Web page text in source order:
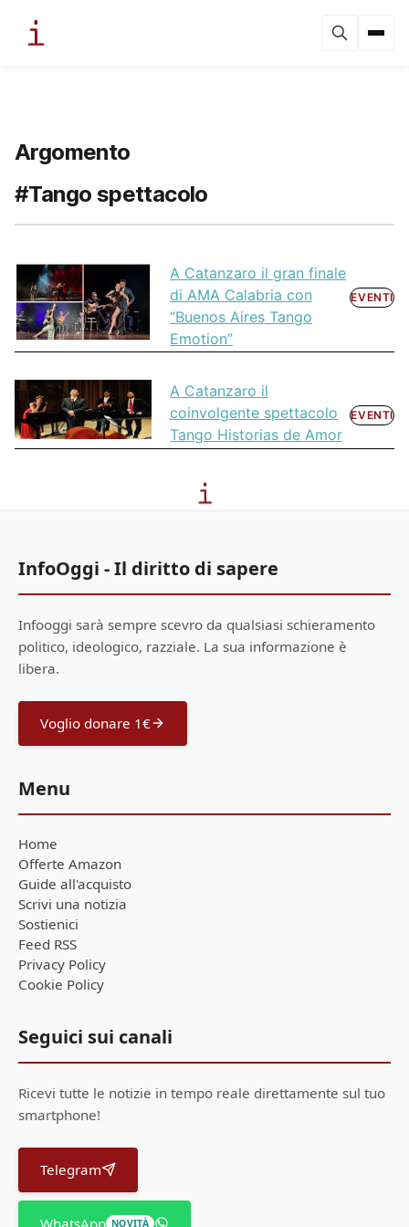
Argomento
#Tango spettacolo
A Catanzaro il gran finale
di AMA Calabria con
“Buenos Aires Tango
Emotion”
EVENTI
A Catanzaro il
coinvolgente spettacolo
Tango Historias de Amor
EVENTI
InfoOggi - Il diritto di sapere
Infooggi sarà sempre scevro da qualsiasi schieramento
politico, ideologico, razziale. La sua informazione è
libera.
Voglio donare 1€
Menu
Home
Offerte Amazon
Guide all'acquisto
Scrivi una notizia
Sostienici
Feed RSS
Privacy Policy
Cookie Policy
Seguici sui canali
Ricevi tutte le notizie in tempo reale direttamente sul tuo
smartphone!
Telegram
NOVITÀ